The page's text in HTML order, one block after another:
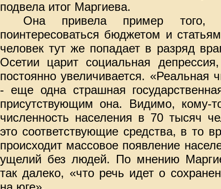
подвела итог Маргиева.
Она привела пример того,
поинтересоваться бюджетом и
человек тут же попадает в разряд
Осетии царит социальная
постоянно увеличивается. «Реальная
- еще одна страшная
присутствующим она. Видимо, кому-
численность населения в 70 тысяч
это соответствующие средства, в то
происходит массовое появление
ущелий без людей. По мнению
так далеко, «что речь идет о